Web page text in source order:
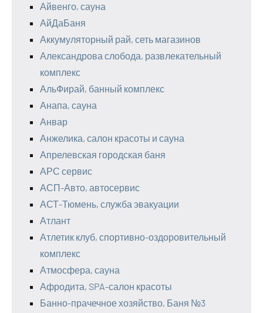
Айвенго, сауна
АйДаБаня
Аккумуляторный рай, сеть магазинов
Александрова слобода, развлекательный
комплекс
АльФирай, банный комплекс
Анапа, сауна
Анвар
Анжелика, салон красоты и сауна
Апрелевская городская баня
АРС сервис
АСП-Авто, автосервис
АСТ-Тюмень, служба эвакуации
Атлант
Атлетик клуб, спортивно-оздоровительный
комплекс
Атмосфера, сауна
Афродита, SPA-салон красоты
Банно-прачечное хозяйство, Баня №3